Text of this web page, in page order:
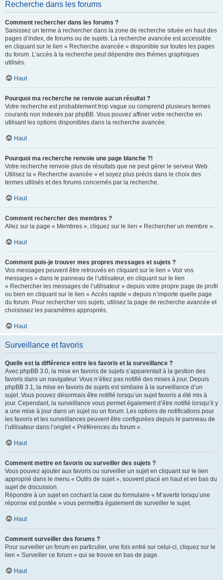
Recherche dans les forums
Comment rechercher dans les forums ?
Saisissez un terme à rechercher dans la zone de recherche située en haut des
pages d’index, de forums ou de sujets. La recherche avancée est accessible
en cliquant sur le lien « Recherche avancée » disponible sur toutes les pages
du forum. L’accès à la recherche peut dépendre des thèmes graphiques
utilisés.
Haut
Pourquoi ma recherche ne renvoie aucun résultat ?
Votre recherche est probablement trop vague ou comprend plusieurs termes
courants non indexés par phpBB. Vous pouvez affiner votre recherche en
utilisant les options disponibles dans la recherche avancée.
Haut
Pourquoi ma recherche renvoie une page blanche ?!
Votre recherche renvoie plus de résultats que ne peut gérer le serveur Web.
Utilisez la « Recherche avancée » et soyez plus précis dans le choix des
termes utilisés et des forums concernés par la recherche.
Haut
Comment rechercher des membres ?
Allez sur la page « Membres », cliquez sur le lien « Rechercher un membre ».
Haut
Comment puis-je trouver mes propres messages et sujets ?
Vos messages peuvent être retrouvés en cliquant sur le lien « Voir vos
messages » dans le panneau de l’utilisateur, en cliquant sur le lien
« Rechercher les messages de l’utilisateur » depuis votre propre page de profil
ou bien en cliquant sur le lien « Accès rapide » depuis n’importe quelle page
du forum. Pour rechercher vos sujets, utilisez la page de recherche avancée et
choisissez les paramètres appropriés.
Haut
Surveillance et favoris
Quelle est la différence entre les favoris et la surveillance ?
Avec phpBB 3.0, la mise en favoris de sujets s’apparentait à la gestion des
favoris dans un navigateur. Vous n’étiez pas notifié des mises à jour. Depuis
phpBB 3.1, la mise en favoris de sujets est similaire à la surveillance d’un
sujet. Vous pouvez désormais être notifié lorsqu’un sujet favoris a été mis à
jour. Cependant, la surveillance vous permet également d’être notifié lorsqu’il y
a une mise à jour dans un sujet ou un forum. Les options de notifications pour
les favoris et les surveillances peuvent être configurées depuis le panneau de
l’utilisateur dans l’onglet « Préférences du forum ».
Haut
Comment mettre en favoris ou surveiller des sujets ?
Vous pouvez ajouter aux favoris ou surveiller un sujet en cliquant sur le lien
approprié dans le menu « Outils de sujet », souvent placé en haut et en bas du
sujet de discussion.
Répondre à un sujet en cochant la case du formulaire « M’avertir lorsqu’une
réponse est postée » vous permettra également de surveiller le sujet.
Haut
Comment surveiller des forums ?
Pour surveiller un forum en particulier, une fois entré sur celui-ci, cliquez sur le
lien « Surveiller ce forum » qui se trouve en bas de page.
Haut